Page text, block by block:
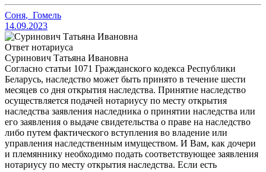
Соня, Гомель
14.09.2023
Ответ нотариуса
Суринович Татьяна Ивановна
Согласно статьи 1071 Гражданского кодекса Республики
Беларусь, наследство может быть принято в течение шести
месяцев со дня открытия наследства. Принятие наследство
осуществляется подачей нотариусу по месту открытия
наследства заявления наследника о принятии наследства или
его заявления о выдаче свидетельства о праве на наследство
либо путем фактического вступления во владение или
управления наследственным имуществом. И Вам, как дочери
и племяннику необходимо подать соответствующее заявления
нотариусу по месту открытия наследства. Если есть